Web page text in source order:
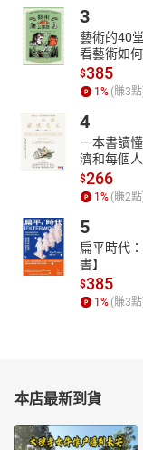
數十年前那棟禁忌陰
驗？
這段不為人知的隱晦
連？
動作像貓一樣靈巧且
以及冷血狡詐、不留
他們的眼前都是怵目
是犯案側寫師愛蜜莉
手魔繼續逍遙法外尋
【名家與媒體讀者齊
「暗黑、夠虐，以及
（Metro）
「驚人的處女作！」
「大膽、睿智、衝擊
「豐富、細膩，盛裝
許久仍難以平復情緒
3
藝術的40
看藝術如
$385
1 % (賺3
4
一本書讀
濟和每個
$266
1 % (賺2
5
扁平時代
書】
$385
1 % (賺3
本店最新到貨